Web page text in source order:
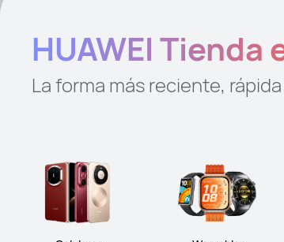
HUAWEI Tienda
La forma más reciente,